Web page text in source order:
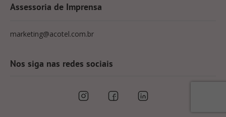
Assessoria de Imprensa
marketing@acotel.com.br
Nos siga nas redes sociais